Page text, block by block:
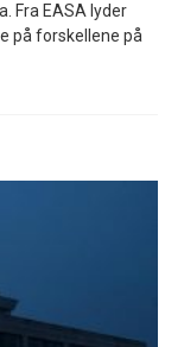
Fra EASA lyder
på forskellene på